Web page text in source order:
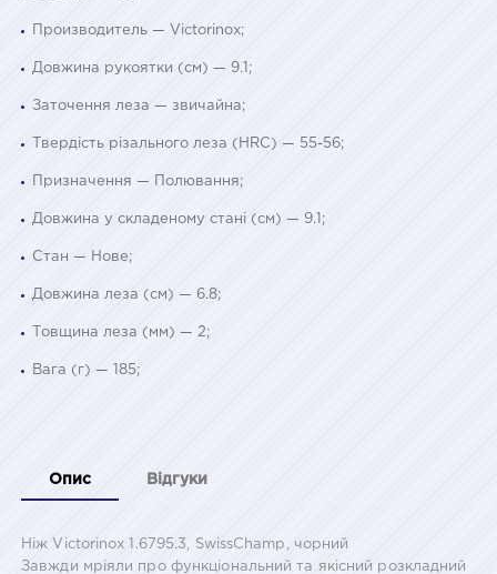
Производитель — Victorinox;
Довжина рукоятки (см) — 9.1;
Заточення леза — звичайна;
Твердість різального леза (HRC) — 55-56;
Призначення — Полювання;
Довжина у складеному стані (см) — 9.1;
Стан — Нове;
Довжина леза (см) — 6.8;
Товщина леза (мм) — 2;
Вага (г) — 185;
Опис Відгуки
Ніж Victorinox 1.6795.3, SwissChamp, чорний
Завжди мріяли про функціональний та якісний розкладний